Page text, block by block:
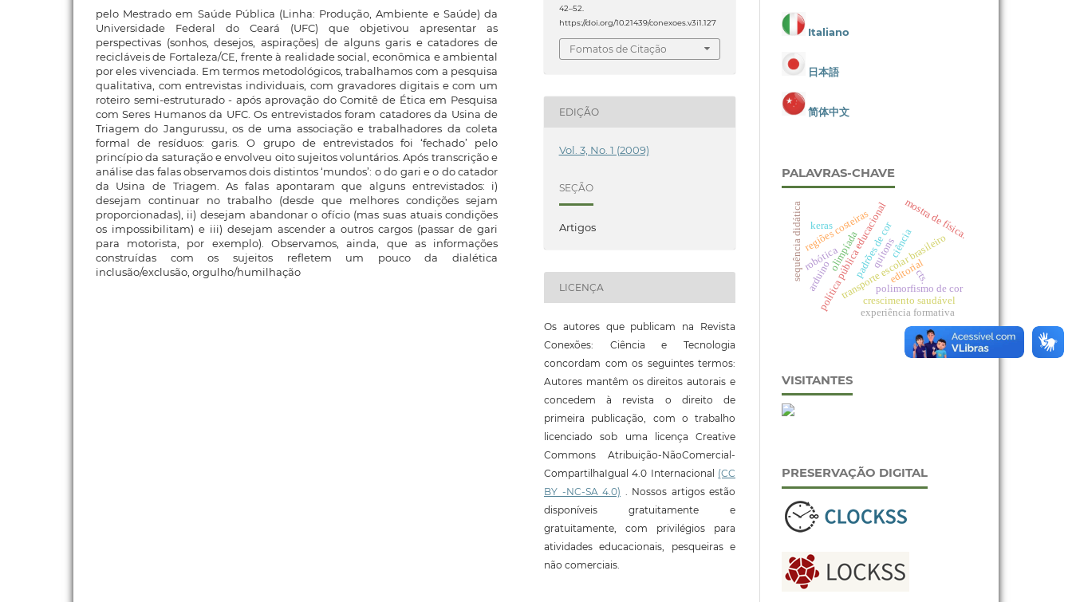
pelo Mestrado em Saúde Pública (Linha: Produção, Ambiente e Saúde) da
Universidade Federal do Ceará (UFC) que objetivou apresentar as
perspectivas (sonhos, desejos, aspirações) de alguns garis e catadores de
recicláveis de Fortaleza/CE, frente à realidade social, econômica e ambiental
por eles vivenciada. Em termos metodológicos, trabalhamos com a pesquisa
qualitativa, com entrevistas individuais, com gravadores digitais e com um
roteiro semi-estruturado - após aprovação do Comitê de Ética em Pesquisa
com Seres Humanos da UFC. Os entrevistados foram catadores da Usina de
Triagem do Jangurussu, os de uma associação e trabalhadores da coleta
formal de resíduos: garis. O grupo de entrevistados foi ‘fechado’ pelo
princípio da saturação e envolveu oito sujeitos voluntários. Após transcrição e
análise das falas observamos dois distintos ‘mundos’: o do gari e o do catador
da Usina de Triagem. As falas apontaram que alguns entrevistados: i)
desejam continuar no trabalho (desde que melhores condições sejam
proporcionadas), ii) desejam abandonar o ofício (mas suas atuais condições
os impossibilitam) e iii) desejam ascender a outros cargos (passar de gari
para motorista, por exemplo). Observamos, ainda, que as informações
construídas com os sujeitos refletem um pouco da dialética
inclusão/exclusão, orgulho/humilhação
42–52.
https://doi.org/10.21439/conexoes.v3i1.127
Fomatos de Citação
EDIÇÃO
Vol. 3, No. 1 (2009)
SEÇÃO
Artigos
LICENÇA
Os autores que publicam na Revista
Conexões: Ciência e Tecnologia
concordam com os seguintes termos:
Autores mantêm os direitos autorais e
concedem à revista o direito de
primeira publicação, com o trabalho
licenciado sob uma licença Creative
Commons Atribuição-NãoComercial-
CompartilhaIgual 4.0 Internacional (CC
BY -NC-SA 4.0) . Nossos artigos estão
disponíveis gratuitamente e
gratuitamente, com privilégios para
atividades educacionais, pesqueiras e
não comerciais.
Italiano
日本語
简体中文
PALAVRAS-CHAVE
editorial
olimpíada
política pública educacional
transporte escolar brasileiro
padrões de cor
polimorfismo de cor
quítons
regiões costeiras
robótica
keras
crescimento saudável
mostra de física.
sequência didática cts.
experiência formativa
ciência
arduino
VISITANTES
PRESERVAÇÃO DIGITAL